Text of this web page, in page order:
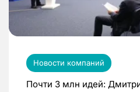
Новости компаний
Почти 3 млн идей: